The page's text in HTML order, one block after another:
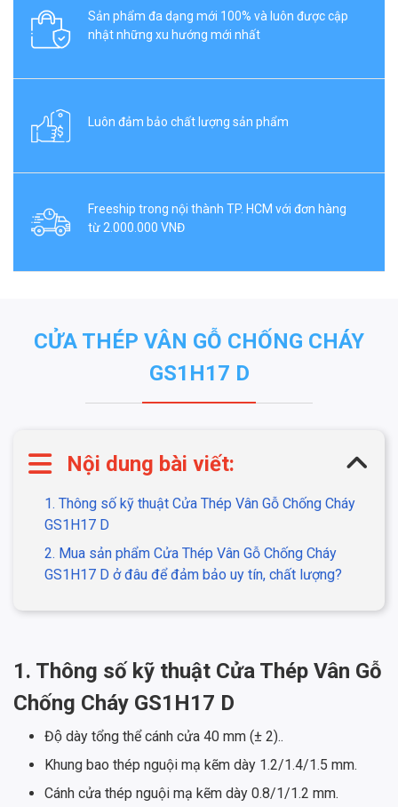
Sản phẩm đa dạng mới 100% và luôn được cập
nhật những xu hướng mới nhất
Luôn đảm bảo chất lượng sản phẩm
Freeship trong nội thành TP. HCM với đơn hàng
từ 2.000.000 VNĐ
CỬA THÉP VÂN GỖ CHỐNG CHÁY
GS1H17 D
Nội dung bài viết:
1. Thông số kỹ thuật Cửa Thép Vân Gỗ Chống Cháy
GS1H17 D
2. Mua sản phẩm Cửa Thép Vân Gỗ Chống Cháy
GS1H17 D ở đâu để đảm bảo uy tín, chất lượng?
1. Thông số kỹ thuật Cửa Thép Vân Gỗ
Chống Cháy GS1H17 D
Độ dày tổng thể cánh cửa 40 mm (± 2)..
Khung bao thép nguội mạ kẽm dày 1.2/1.4/1.5 mm.
Cánh cửa thép nguội mạ kẽm dày 0.8/1/1.2 mm.